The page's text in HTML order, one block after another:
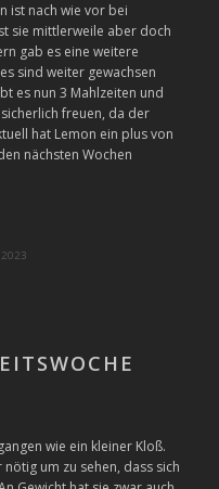
ist nach wie vor bei
sie mittlerweile aber doch
gab es eine weitere
sind weiter gewachsen
es nun 3 Mahlzeiten und
freuen, da der
hat Lemon ein plus von
nächsten Wochen
2023
wie ein kleiner Kloß.
um zu sehen, dass sich